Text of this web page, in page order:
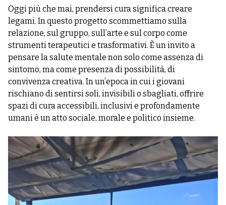
Oggi più che mai, prendersi cura significa creare
legami. In questo progetto scommettiamo sulla
relazione, sul gruppo, sull’arte e sul corpo come
strumenti terapeutici e trasformativi. È un invito a
pensare la salute mentale non solo come assenza di
sintomo, ma come presenza di possibilità, di
convivenza creativa. In un’epoca in cui i giovani
rischiano di sentirsi soli, invisibili o sbagliati, offrire
spazi di cura accessibili, inclusivi e profondamente
umani è un atto sociale, morale e politico insieme.